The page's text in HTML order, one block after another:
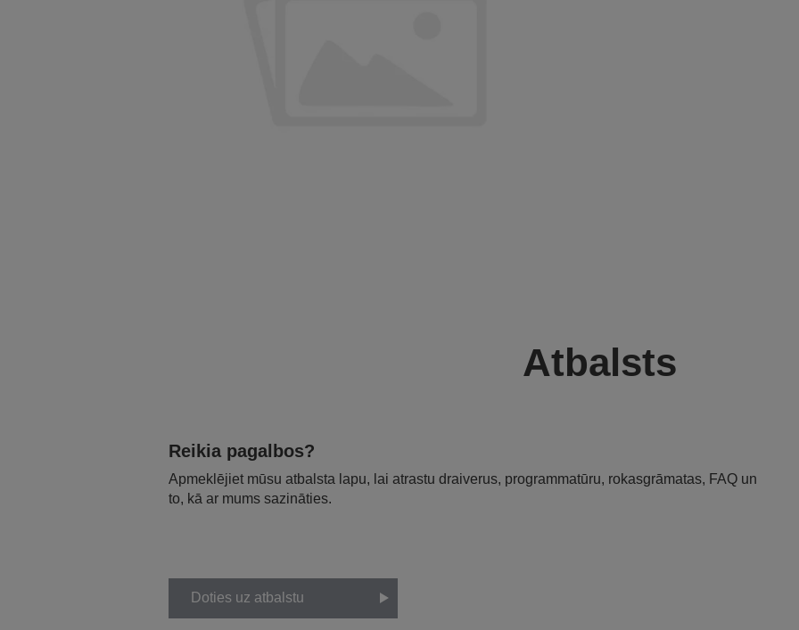
Atbalsts
Reikia pagalbos?
Apmeklējiet mūsu atbalsta lapu, lai atrastu draiverus, programmatūru, rokasgrāmatas, FAQ un
to, kā ar mums sazināties.
Doties uz atbalstu